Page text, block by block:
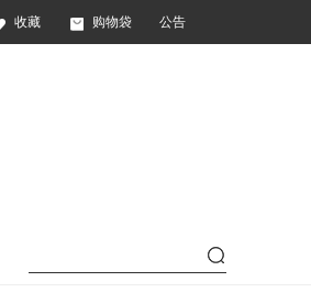
收藏 购物袋 公告